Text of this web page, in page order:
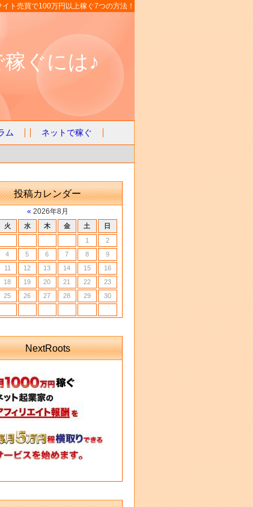
イト売買で100万円以上稼ぐ7つの方法！
ぐには♪
ム ネットで稼ぐ
投稿カレンダー
« 2026年8月
火 水 木 金 土
日
1
2
4 5 6 7 8
9
11 12 13 14 15
16
18 19 20 21 22
23
25 26 27 28 29
30
NextRoots